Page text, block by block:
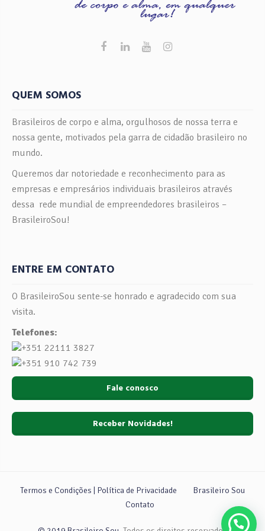
QUEM SOMOS
Brasileiros de corpo e alma, orgulhosos de nossa terra e
nossa gente, motivados pela garra de cidadão brasileiro no
mundo.
Queremos dar notoriedade e reconhecimento para as
empresas e empresários individuais brasileiros através
dessa rede mundial de empreendedores brasileiros –
BrasileiroSou!
ENTRE EM CONTATO
O BrasileiroSou sente-se honrado e agradecido com sua
visita.
Telefones:
+351 22111 3827
+351 910 742 739
Fale conosco
Receber Novidades!
Termos e Condições | Política de Privacidade
Brasileiro Sou
Contato